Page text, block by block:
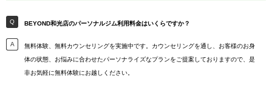
BEYOND和光店のパーソナルジム利用料金はいくらですか？
無料体験、無料カウンセリングを実施中です。カウンセリングを通し、お客様のお身
体の状態、お悩みに合わせたパーソナライズなプランをご提案しておりますので、是
非お気軽に無料体験にお越しください。